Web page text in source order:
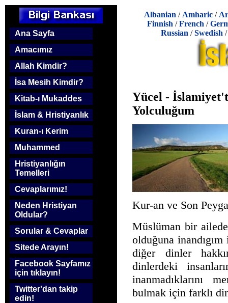
Ana Sayfa
Amacımız
Allah Kimdir?
İsa Mesih Kimdir?
Kitab-ı Mukaddes
İslam & Hristiyanlık
Kuran-ı Kerim
Muhammed
Hristiyanlığın
Temelleri
Cevaplarımız!
Neden Hristiyan
Oldular?
Sorular & Cevaplar
Sitede Arayın!
Facebook Sayfamız
için tıklayın!
Twitter'dan takip
edin!
Albanian / Amharic/
Finnish /French /
Russian /Swedish
Yücel -
Yolculuğum
Kur-an ve Son
Müslüman bir
olduğuna
diğer dinler
dinlerdeki
inanmadıklarını
bulmak için farklı